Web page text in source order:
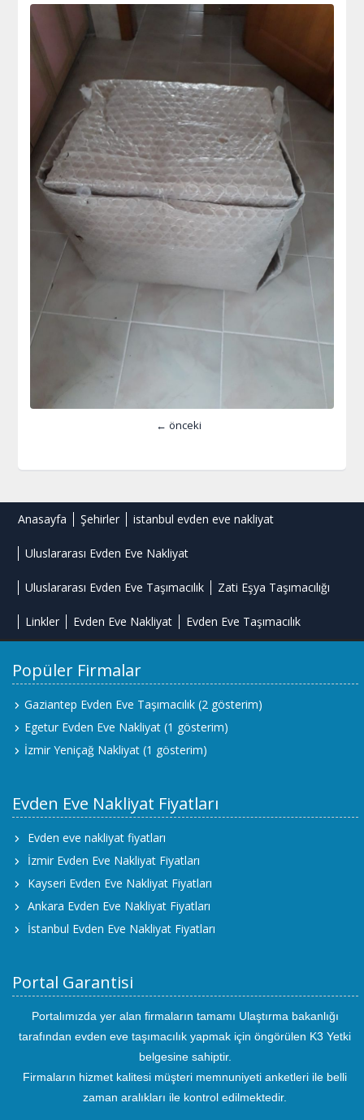
← önceki
Anasayfa Şehirler istanbul evden eve nakliyat
Uluslararası Evden Eve Nakliyat
Uluslararası Evden Eve Taşımacılık Zati Eşya Taşımacılığı
Linkler Evden Eve Nakliyat Evden Eve Taşımacılık
Popüler Firmalar
Gaziantep Evden Eve Taşımacılık (2 gösterim)
Egetur Evden Eve Nakliyat (1 gösterim)
İzmir Yeniçağ Nakliyat (1 gösterim)
Evden Eve Nakliyat Fiyatları
Evden eve nakliyat fiyatları
İzmir Evden Eve Nakliyat Fiyatları
Kayseri Evden Eve Nakliyat Fiyatları
Ankara Evden Eve Nakliyat Fiyatları
İstanbul Evden Eve Nakliyat Fiyatları
Portal Garantisi
Portalımızda yer alan firmaların tamamı Ulaştırma bakanlığı
tarafından evden eve taşımacılık yapmak için öngörülen K3 Yetki
belgesine sahiptir.
Firmaların hizmet kalitesi müşteri memnuniyeti anketleri ile belli
zaman aralıkları ile kontrol edilmektedir.